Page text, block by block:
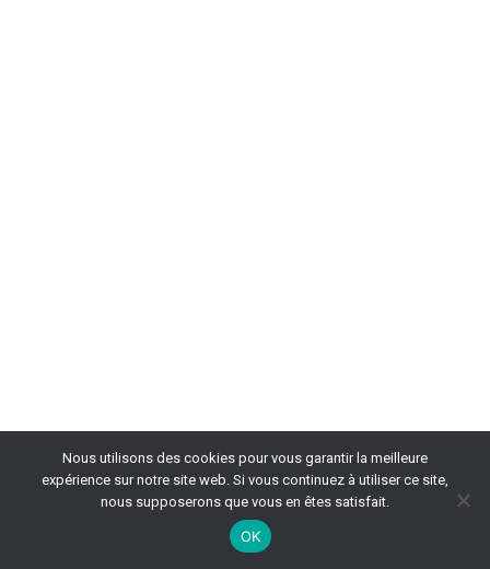
Nous utilisons des cookies pour vous garantir la meilleure
expérience sur notre site web. Si vous continuez à utiliser ce site,
nous supposerons que vous en êtes satisfait.
OK